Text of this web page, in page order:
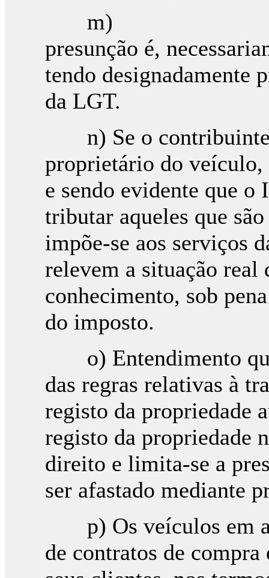
m)
presunção é,
tendo designadamente
da LGT.
n) Se o contribuinte
proprietário do veículo,
e sendo evidente que
tributar aqueles que
impõe-se aos serviços
relevem a situação real
conhecimento, sob
do imposto.
o) Entendimento
das regras relativas à
registo da propriedade
registo da propriedade
direito e limita-se a
ser afastado mediante
p) Os veículos em
de contratos de compra